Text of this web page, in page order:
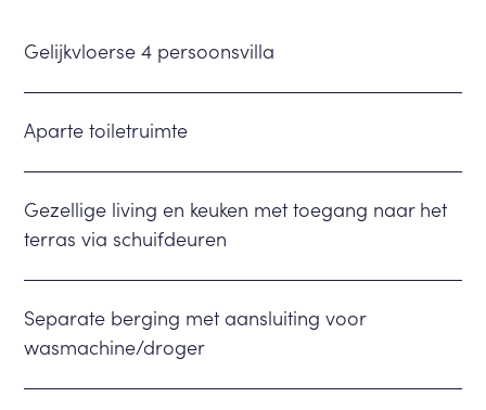
Gelijkvloerse 4 persoonsvilla
Aparte toiletruimte
Gezellige living en keuken met toegang naar het
terras via schuifdeuren
Separate berging met aansluiting voor
wasmachine/droger